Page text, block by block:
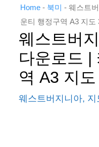
Home - 북미 - 웨스트
운티 행정구역 A3 지도
웨스트버
다운로드 |
역 A3 지
웨스트버지니아, 지